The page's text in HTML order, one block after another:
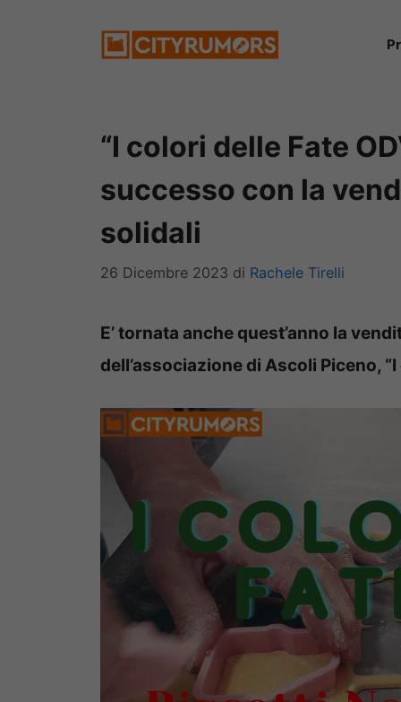
“I colori delle Fate
successo con la
solidali
26 Dicembre 2023 di Rachele Tirelli
E’ tornata anche quest’anno la
dell’associazione di Ascoli Piceno,